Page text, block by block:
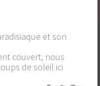
et son
couvert, nous
de soleil ici